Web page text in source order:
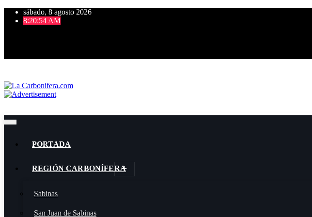
sábado, 8 agosto 2026
8:20:55 AM
PORTADA
REGIÓN CARBONÍFERA
Sabinas
San Juan de Sabinas